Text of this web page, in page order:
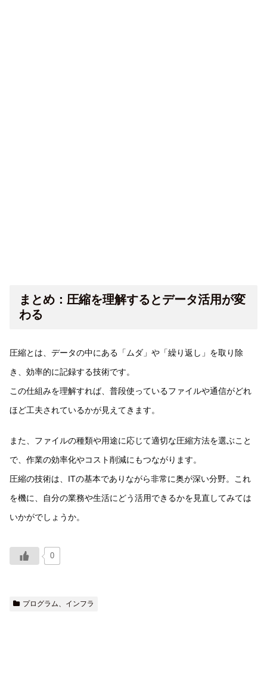
まとめ：圧縮を理解するとデータ活用が変
わる
圧縮とは、データの中にある「ムダ」や「繰り返し」を取り除
き、効率的に記録する技術です。
この仕組みを理解すれば、普段使っているファイルや通信がどれ
ほど工夫されているかが見えてきます。
また、ファイルの種類や用途に応じて適切な圧縮方法を選ぶこと
で、作業の効率化やコスト削減にもつながります。
圧縮の技術は、ITの基本でありながら非常に奥が深い分野。これ
を機に、自分の業務や生活にどう活用できるかを見直してみては
いかがでしょうか。
0
プログラム、インフラ